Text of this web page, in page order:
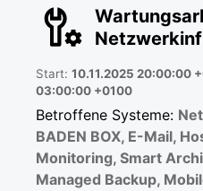
Start: 10.11.2025 20:00:00
03:00:00 +0100
Betroffene Systeme:
BADEN BOX, E-Mail,
Monitoring, Smart
Managed Backup,